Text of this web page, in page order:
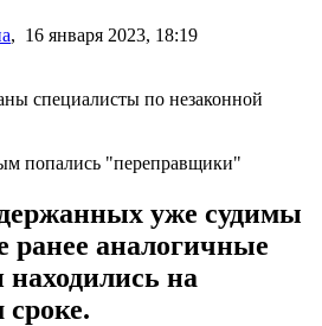
, 16 января 2023, 18:19
попались "переправщики"
уже судимы
ранее аналогичные
находились на